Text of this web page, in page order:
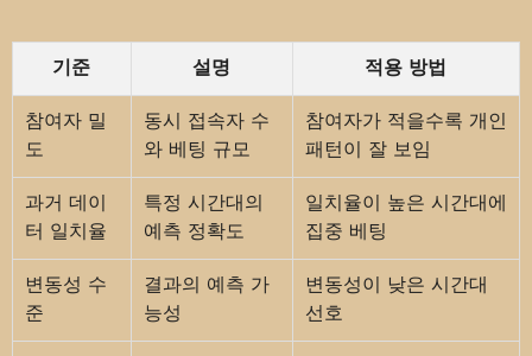
기준 설명 적용 방법
참여자 밀
도
동시 접속자 수
와 베팅 규모
참여자가 적을수록 개인
패턴이 잘 보임
과거 데이
터 일치율
특정 시간대의
예측 정확도
일치율이 높은 시간대에
집중 베팅
변동성 수
준
결과의 예측 가
능성
변동성이 낮은 시간대
선호